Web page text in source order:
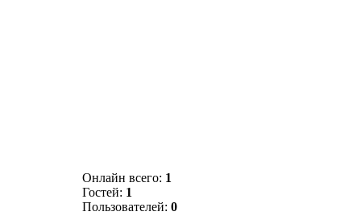
Онлайн всего: 1
Гостей: 1
Пользователей: 0